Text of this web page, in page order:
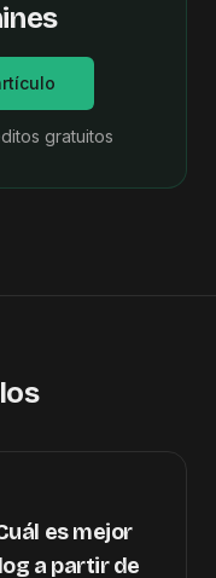
gratuitos
es mejor
a partir de